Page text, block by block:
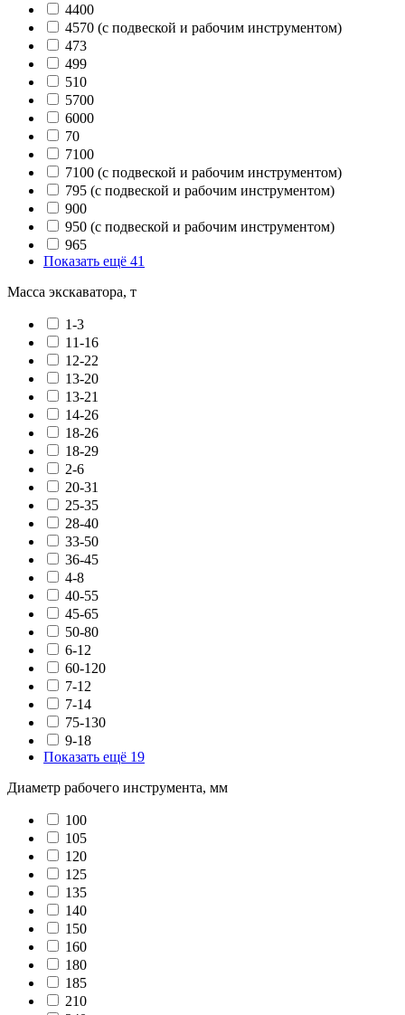
4400
4570 (с подвеской и рабочим инструментом)
473
499
510
5700
6000
70
7100
7100 (с подвеской и рабочим инструментом)
795 (с подвеской и рабочим инструментом)
900
950 (с подвеской и рабочим инструментом)
965
Показать ещё 41
Масса экскаватора, т
1-3
11-16
12-22
13-20
13-21
14-26
18-26
18-29
2-6
20-31
25-35
28-40
33-50
36-45
4-8
40-55
45-65
50-80
6-12
60-120
7-12
7-14
75-130
9-18
Показать ещё 19
Диаметр рабочего инструмента, мм
100
105
120
125
135
140
150
160
180
185
210